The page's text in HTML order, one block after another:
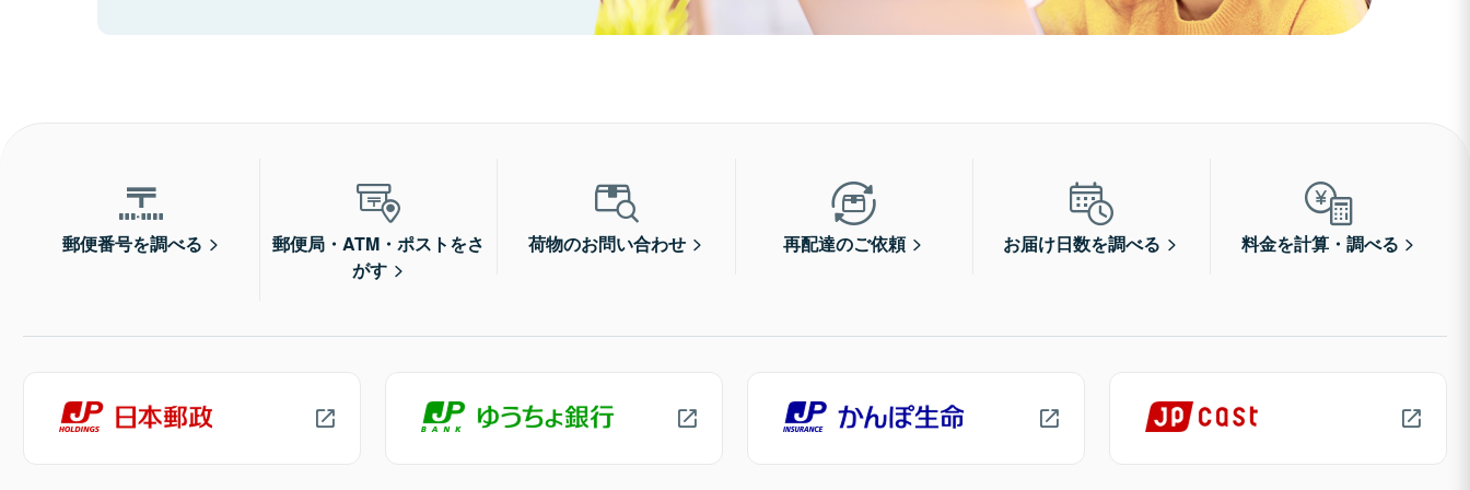
郵便番号を調べる
郵便局・ATM・ポストをさ
がす
荷物のお問い合わせ 再配達のご依頼 お届け日数を調べる 料金を計算・調べる